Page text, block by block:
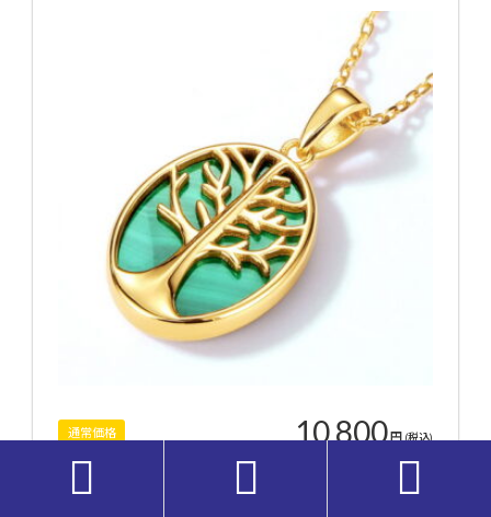
通常価格 10,800円(税込)
購入はこちら
  